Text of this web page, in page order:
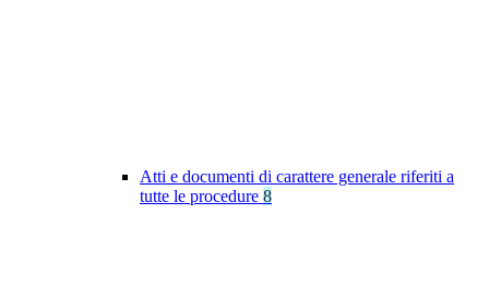
Atti e documenti di carattere generale riferiti a
tutte le procedure 8